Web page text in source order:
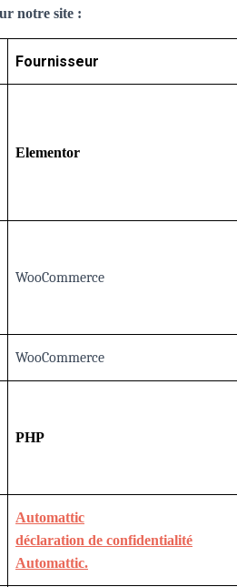
notre site :
Fournisseur
Elementor
WooCommerce
WooCommerce
PHP
Automattic
déclaration de confidentialité
Automattic.